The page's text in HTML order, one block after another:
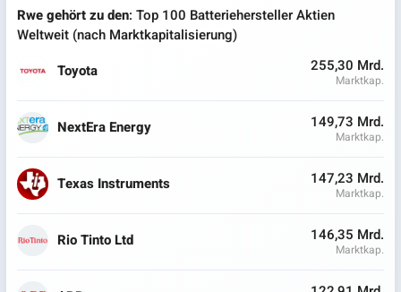
Rwe gehört zu den: Top 100 Batteriehersteller Aktien
Weltweit (nach Marktkapitalisierung)
Toyota
255,30 Mrd.
Marktkap.
NextEra Energy 149,73 Mrd.
Marktkap.
Texas Instruments 147,23 Mrd.
Marktkap.
Rio Tinto Ltd 146,35 Mrd.
Marktkap.